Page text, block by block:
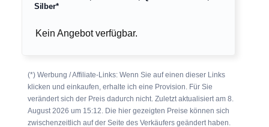
Silber*
Kein Angebot verfügbar.
(*) Werbung / Affiliate-Links: Wenn Sie auf einen dieser Links
klicken und einkaufen, erhalte ich eine Provision. Für Sie
verändert sich der Preis dadurch nicht. Zuletzt aktualisiert am 8.
August 2026 um 15:12. Die hier gezeigten Preise können sich
zwischenzeitlich auf der Seite des Verkäufers geändert haben.